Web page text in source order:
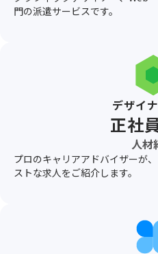
門の派遣サービスです。
デザイ
正社
人材
プロのキャリアアドバイザーが
ストな求人をご紹介します。